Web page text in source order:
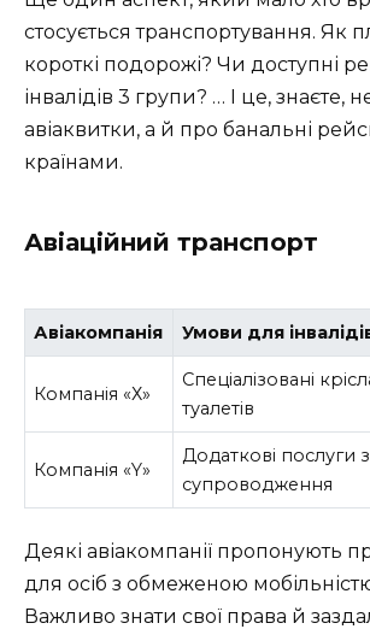
стосується транспортування. Як
короткі подорожі? Чи доступні
інвалідів 3 групи? … І це, знаєте,
авіаквитки, а й про банальні
країнами.
Авіаційний транспорт
Авіакомпанія Умови для
Компанія «Х»
Спеціалізовані
туалетів
Компанія «Y»
Додаткові послуги з
супроводження
Деякі авіакомпанії пропонують
для осіб з обмеженою
Важливо знати свої права й